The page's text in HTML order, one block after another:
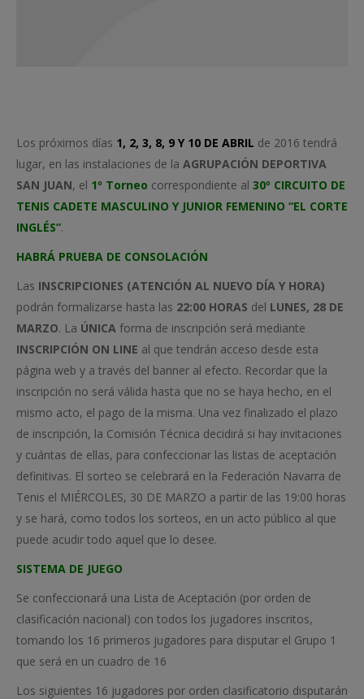
Los próximos días 1, 2, 3, 8, 9 Y 10 DE ABRIL de 2016 tendrá
lugar, en las instalaciones de la AGRUPACIÓN DEPORTIVA
SAN JUAN, el 1º Torneo correspondiente al 30º CIRCUITO DE
TENIS CADETE MASCULINO Y JUNIOR FEMENINO “EL CORTE
INGLÉS”.
HABRÁ PRUEBA DE CONSOLACIÓN
Las INSCRIPCIONES (ATENCIÓN AL NUEVO DÍA Y HORA)
podrán formalizarse hasta las 22:00 HORAS del LUNES, 28 DE
MARZO. La ÚNICA forma de inscripción será mediante
INSCRIPCIÓN ON LINE al que tendrán acceso desde esta
página web y a través del banner al efecto. Recordar que la
inscripción no será válida hasta que no se haya hecho, en el
mismo acto, el pago de la misma. Una vez finalizado el plazo
de inscripción, la Comisión Técnica decidirá si hay invitaciones
y cuántas de ellas, para confeccionar las listas de aceptación
definitivas. El sorteo se celebrará en la Federación Navarra de
Tenis el MIÉRCOLES, 30 DE MARZO a partir de las 19:00 horas
y se hará, como todos los sorteos, en un acto público al que
puede acudir todo aquel que lo desee.
SISTEMA DE JUEGO
Se confeccionará una Lista de Aceptación (por orden de
clasificación nacional) con todos los jugadores inscritos,
tomando los 16 primeros jugadores para disputar el Grupo 1
que será en un cuadro de 16
Los siguientes 16 jugadores por orden clasificatorio disputarán